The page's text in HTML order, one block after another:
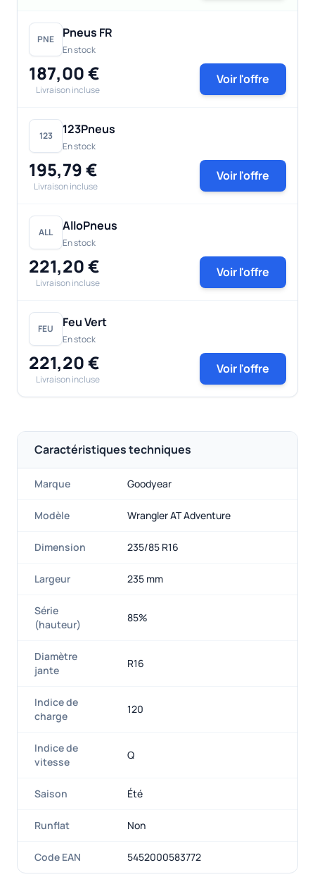
PNE Pneus FR
En stock
187,00 €
Livraison incluse
Voir l'offre
123 123Pneus
En stock
195,79 €
Livraison incluse
Voir l'offre
ALL AlloPneus
En stock
221,20 €
Livraison incluse
Voir l'offre
FEU Feu Vert
En stock
221,20 €
Livraison incluse
Voir l'offre
Caractéristiques techniques
Marque Goodyear
Modèle Wrangler AT Adventure
Dimension 235/85 R16
Largeur 235 mm
Série
(hauteur)
85%
Diamètre
jante
R16
Indice de
charge
120
Indice de
vitesse
Q
Saison Été
Runflat Non
Code EAN 5452000583772